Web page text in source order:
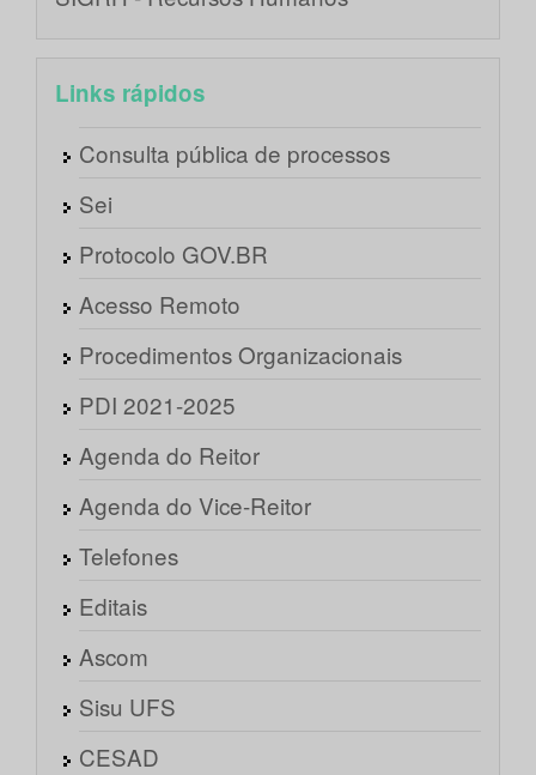
Links rápidos
Consulta pública de processos
Sei
Protocolo GOV.BR
Acesso Remoto
Procedimentos Organizacionais
PDI 2021-2025
Agenda do Reitor
Agenda do Vice-Reitor
Telefones
Editais
Ascom
Sisu UFS
CESAD